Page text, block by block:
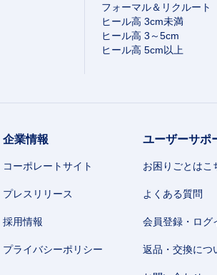
フォーマル＆リクルート
ヒール高 3cm未満
ヒール高 3～5cm
ヒール高 5cm以上
企業情報
コーポレートサイト
プレスリリース
採用情報
プライバシーポリシー
ユーザーサポ
お困りごとはこ
よくある質問
会員登録・ログ
返品・交換につ